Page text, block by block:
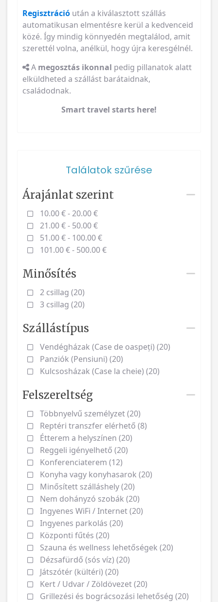
Regisztráció után a kiválasztott szállás
automatikusan elmentésre kerül a kedvenceid
közé. Így mindig könnyedén megtalálod, amit
szerettél volna, anélkül, hogy újra keresgélnél.
A megosztás ikonnal pedig pillanatok alatt
elküldheted a szállást barátaidnak,
családodnak.
Smart travel starts here!
Találatok szűrése
Árajánlat szerint
10.00 € - 20.00 €
21.00 € - 50.00 €
51.00 € - 100.00 €
101.00 € - 500.00 €
Minősítés
2 csillag (20)
3 csillag (20)
Szállástípus
Vendégházak (Case de oaspeți) (20)
Panziók (Pensiuni) (20)
Kulcsosházak (Case la cheie) (20)
Felszereltség
Többnyelvű személyzet (20)
Reptéri transzfer elérhető (8)
Étterem a helyszínen (20)
Reggeli igényelhető (20)
Konferenciaterem (12)
Konyha vagy konyhasarok (20)
Minősített szálláshely (20)
Nem dohányzó szobák (20)
Ingyenes WiFi / Internet (20)
Ingyenes parkolás (20)
Központi fűtés (20)
Szauna és wellness lehetőségek (20)
Dézsafürdő (sós víz) (20)
Játszótér (kültéri) (20)
Kert / Udvar / Zöldövezet (20)
Grillezési és bográcsozási lehetőség (20)